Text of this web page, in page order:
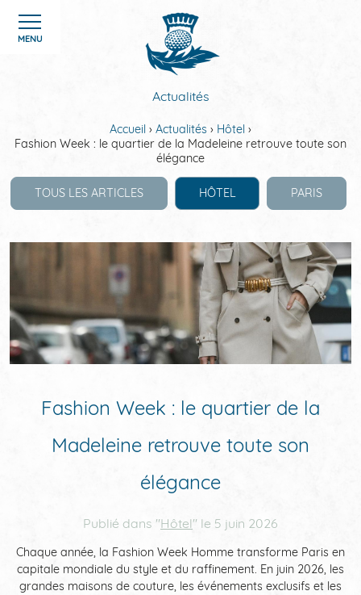
MENU
ACCUEIL
CHAMBRES
SERVICES
OFFRES
GALERIE
Actualités
Accueil Actualités
Hôtel
Fashion Week : le quartier de la Madeleine retrouve toute son
élégance
TOUS LES ARTICLES HÔTEL PARIS
Fashion Week : le quartier de la
Madeleine retrouve toute son
élégance
Publié dans "Hôtel" le 5 juin 2026
Chaque année, la Fashion Week Homme transforme Paris en
capitale mondiale du style et du raffinement. En juin 2026, les
grandes maisons de couture, les événements exclusifs et les
Panneau de gestion des cookies